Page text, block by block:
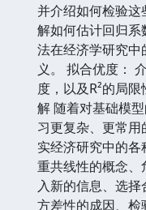
并介绍如何检验
解如何估计回归
法在经济学研究
义。 拟合优度：
度，以及R²的局
解 随着对基础模
习更复杂、更常
实经济研究中的
重共线性的概念、
入新的信息、选
方差性的成因、